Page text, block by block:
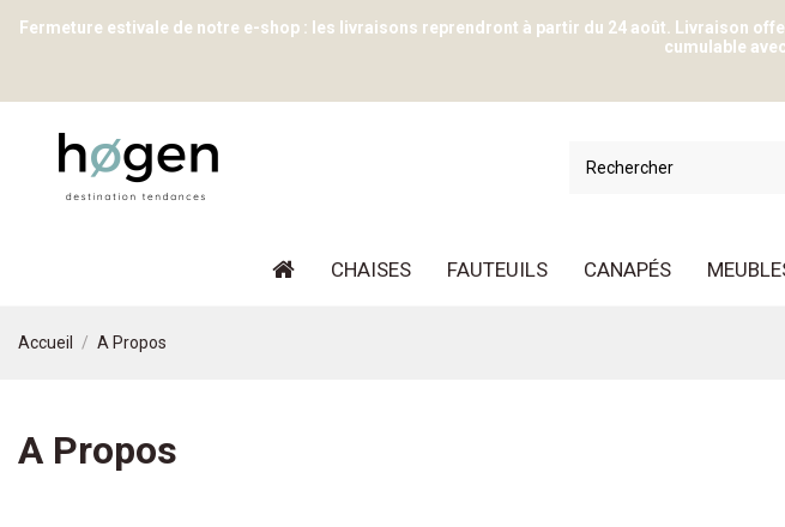
Fermeture estivale de notre e-shop : les livraisons reprendront à partir du 24 août. Livraison
cumulable
CHAISES FAUTEUILS CANAPÉS
Accueil A Propos
A Propos